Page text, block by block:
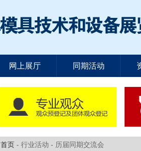
网上展厅 同期活动
首页 - 行业活动 - 历届同期交流会